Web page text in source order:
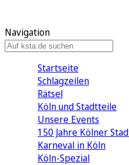
Navigation
Startseite
Schlagzeilen
Rätsel
Köln und Stadtteile
Unsere Events
150 Jahre Kölner
Karneval in Köln
Köln-Spezial